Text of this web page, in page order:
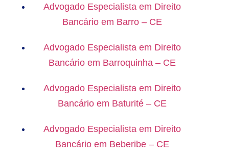
Advogado Especialista em Direito
Bancário em Barro – CE
Advogado Especialista em Direito
Bancário em Barroquinha – CE
Advogado Especialista em Direito
Bancário em Baturité – CE
Advogado Especialista em Direito
Bancário em Beberibe – CE